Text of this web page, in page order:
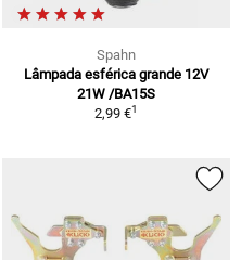
Spahn
Lâmpada esférica grande 12V
21W /BA15S
2,99 €1